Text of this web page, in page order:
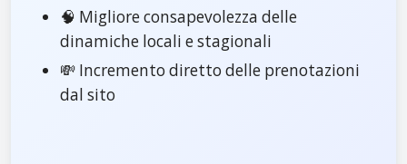
🧠 Migliore consapevolezza delle
dinamiche locali e stagionali
💸 Incremento diretto delle prenotazioni
dal sito